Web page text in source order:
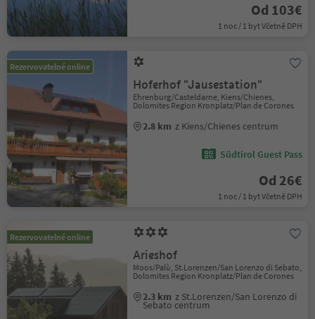
Od 103€
1 noc / 1 byt Včetně DPH
Rezervovatelné online
Hoferhof "Jausestation"
Ehrenburg/Casteldarne, Kiens/Chienes,
Dolomites Region Kronplatz/Plan de Corones
2.8 km z Kiens/Chienes centrum
Südtirol Guest Pass
Od 26€
1 noc / 1 byt Včetně DPH
Rezervovatelné online
Arieshof
Moos/Palù, St.Lorenzen/San Lorenzo di Sebato,
Dolomites Region Kronplatz/Plan de Corones
2.3 km z St.Lorenzen/San Lorenzo di
Sebato centrum